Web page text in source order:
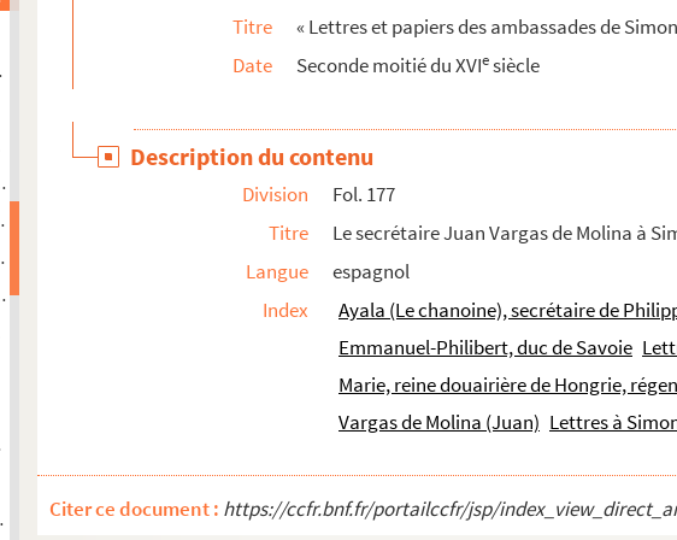
Renard. Bruxelles, 13 et 31 décembre 1556
Gournay, 6 février 1556
Valenciennes, 18 février 1556
Valladolid, 13 février 1557
Valladolid, 5 mars 1557
Romains. (S. d., 1555)
(S. d., vers novembre 1556)
(S. l. n. d.)
Portugal, régente d'Espagne. 1555
Renard au roi Philippe II. 1558. Négociations de Cateau-Cambrésis
S. d. Commencement de janvier 1555
à.. 1556
aux habitants de Villersau-Flos d'obéir aux juges royaux de France
Wel, châtelain de Hesdin, au roi Philippe II
Titre
« Lettres et papiers des ambassades de
Date
Seconde moitié du XVIesiècle
Description du contenu
Division
Fol. 177
Titre
Le secrétaire Juan Vargas de Molina à
Langue
espagnol
Index
Ayala (Le chanoine), secrétaire de
Emmanuel-Philibert, duc de Savoie
Marie, reine douairière de Hongrie,
Vargas de Molina (Juan) Lettres à
Citer ce document : https://ccfr.bnf.fr/portailccfr/jsp/